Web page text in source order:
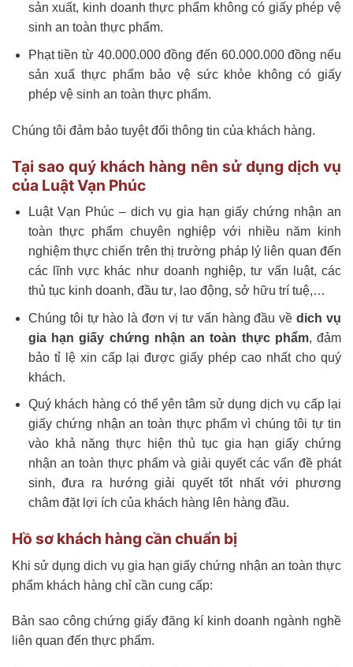
sản xuất, kinh doanh thực phẩm không có giấy phép vệ
sinh an toàn thực phẩm.
Phạt tiền từ 40.000.000 đồng đến 60.000.000 đồng nếu
sản xuấ thực phẩm bảo vệ sức khỏe không có giấy
phép vệ sinh an toàn thực phẩm.
Chúng tôi đảm bảo tuyệt đối thông tin của khách hàng.
Tại sao quý khách hàng nên sử dụng dịch vụ
của Luật Vạn Phúc
Luật Vạn Phúc – dich vụ gia hạn giấy chứng nhận an
toàn thực phẩm chuyên nghiệp với nhiều năm kinh
nghiệm thực chiến trên thị trường pháp lý liên quan đến
các lĩnh vực khác như doanh nghiệp, tư vấn luật, các
thủ tục kinh doanh, đầu tư, lao động, sở hữu trí tuệ,…
Chúng tôi tự hào là đơn vị tư vấn hàng đầu vềdich vụ
gia hạn giấy chứng nhận an toàn thực phẩm, đảm
bảo tỉ lệ xin cấp lại được giấy phép cao nhất cho quý
khách.
Quý khách hàng có thể yên tâm sử dụng dịch vụ cấp lại
giấy chứng nhận an toàn thực phẩm vì chúng tôi tự tin
vào khả năng thực hiện thủ tục gia hạn giấy chứng
nhận an toàn thực phẩm và giải quyết các vấn đề phát
sinh, đưa ra hướng giải quyết tốt nhất với phương
châm đặt lợi ích của khách hàng lên hàng đầu.
Hồ sơ khách hàng cần chuẩn bị
Khi sử dụng dich vụ gia hạn giấy chứng nhận an toàn thực
phẩm khách hàng chỉ cần cung cấp:
Bản sao công chứng giấy đăng kí kinh doanh ngành nghề
liên quan đến thực phẩm.